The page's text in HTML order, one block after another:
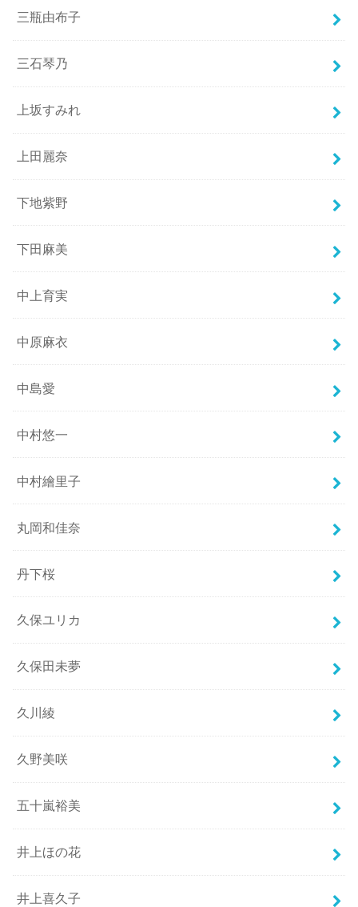
三瓶由布子
三石琴乃
上坂すみれ
上田麗奈
下地紫野
下田麻美
中上育実
中原麻衣
中島愛
中村悠一
中村繪里子
丸岡和佳奈
丹下桜
久保ユリカ
久保田未夢
久川綾
久野美咲
五十嵐裕美
井上ほの花
井上喜久子